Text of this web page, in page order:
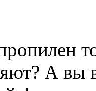
А вы